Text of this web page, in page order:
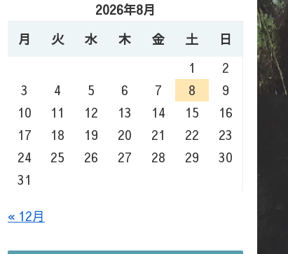
2026年8月
月
火 水 木 金 土
日
1
2
3
4 5 6 7 8
9
10
11 12 13 14 15
16
17
18 19 20 21 22
23
24
25 26 27 28 29
30
31
« 12月